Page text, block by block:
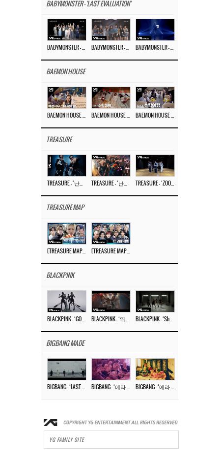
BABYMONSTER - 'LAST EVALUATION'
BAEMON HOUSE
TREASURE
TREASURE MAP
BLACKPINK
BIGBANG MADE
YG FAMILY SITE